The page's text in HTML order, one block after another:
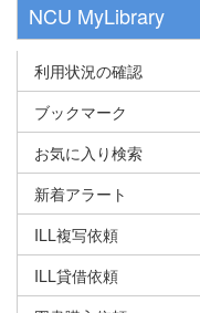
NCU MyLibrary
利用状況の確認
ブックマーク
お気に入り検索
新着アラート
ILL複写依頼
ILL貸借依頼